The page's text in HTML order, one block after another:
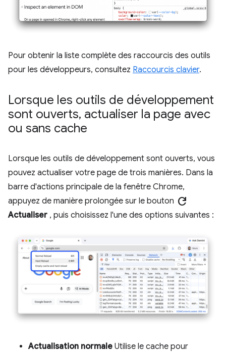
Pour obtenir la liste complète des raccourcis des outils
pour les développeurs, consultez Raccourcis clavier.
Lorsque les outils de développement
sont ouverts, actualiser la page avec
ou sans cache
Lorsque les outils de développement sont ouverts, vous
pouvez actualiser votre page de trois manières. Dans la
barre d'actions principale de la fenêtre Chrome,
appuyez de manière prolongée sur le bouton refresh
Actualiser , puis choisissez l'une des options suivantes :
Actualisation normale Utilise le cache pour